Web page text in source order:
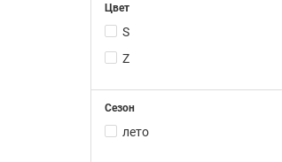
Цвет
S
Z
Сезон
лето